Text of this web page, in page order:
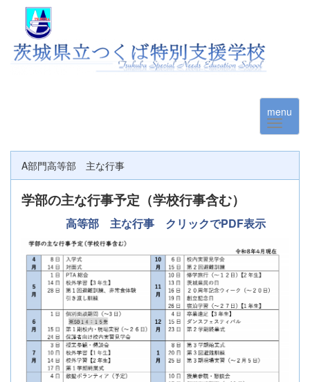
menu
A部門高等部 主な行事
学部の主な行事予定（学校行事含む）
高等部 主な行事 クリックでPDF表示